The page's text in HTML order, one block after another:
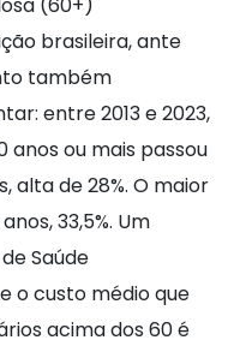
(60+)
brasileira, ante
também
entre 2013 e 2023,
ou mais passou
alta de 28%. O maior
33,5%. Um
Saúde
o custo médio que
acima dos 60 é